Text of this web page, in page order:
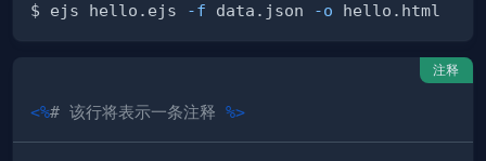
$ ejs hello.ejs -f data.json -o
注释
<%# 该行将表示一条注释 %>